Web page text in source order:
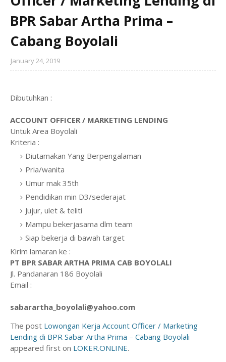
BPR Sabar Artha Prima –
Cabang Boyolali
January 24, 2019
Dibutuhkan :
ACCOUNT OFFICER / MARKETING LENDING
Untuk Area Boyolali
Kriteria :
Diutamakan Yang Berpengalaman
Pria/wanita
Umur mak 35th
Pendidikan min D3/sederajat
Jujur, ulet & teliti
Mampu bekerjasama dlm team
Siap bekerja di bawah target
Kirim lamaran ke :
PT BPR SABAR ARTHA PRIMA CAB BOYOLALI
Jl. Pandanaran 186 Boyolali
Email :
sabarartha_boyolali@yahoo.com
The post Lowongan Kerja Account Officer / Marketing
Lending di BPR Sabar Artha Prima – Cabang Boyolali
appeared first on LOKER.ONLINE.